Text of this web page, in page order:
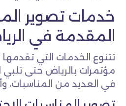
خدمات تصوير
المقدمة في
تتنوع الخدمات التي
مؤتمرات بالرياض حتى تلبي
في العديد من المناسبات،